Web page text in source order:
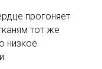
прогоняет
тот же
низкое